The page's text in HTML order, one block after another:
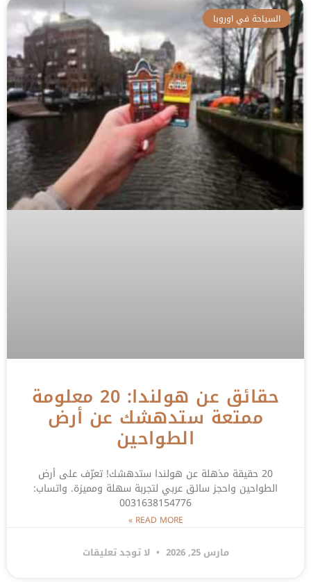
السياحة في اوروبا
حقائق عن هولندا: 20 معلومة
ممتعة ستدهشك عن أرض
الطواحين
20 حقيقة مذهلة عن هولندا ستدهشك! تعرّف على أرض
الطواحين واحجز سائق عربي لتجربة سهلة ومميزة. واتساب:
0031638154776
READ MORE »
مارس 25, 2026 لا توجد تعليقات